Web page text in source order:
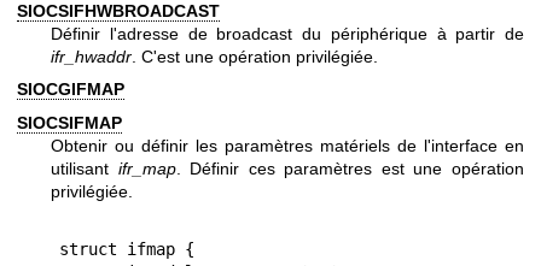
SIOCSIFHWBROADCAST
Définir l'adresse de broadcast du périphérique à partir de
ifr_hwaddr . C'est une opération privilégiée.
SIOCGIFMAP
SIOCSIFMAP
Obtenir ou définir les paramètres matériels de l'interface en
utilisant ifr_map. Définir ces paramètres est une opération
privilégiée.
struct ifmap {